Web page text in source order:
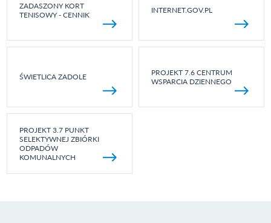
ZADASZONY KORT
TENISOWY - CENNIK
INTERNET.GOV.PL
ŚWIETLICA ZADOLE
PROJEKT 7.6 CENTRUM
WSPARCIA DZIENNEGO
PROJEKT 3.7 PUNKT
SELEKTYWNEJ ZBIÓRKI
ODPADÓW
KOMUNALNYCH